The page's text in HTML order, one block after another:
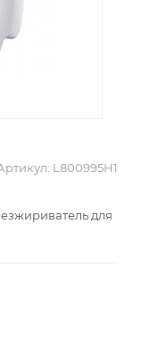
L800995H1
для